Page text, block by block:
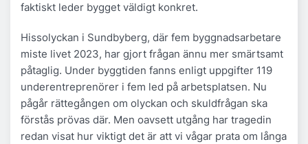
faktiskt leder bygget väldigt konkret.
Hissolyckan i Sundbyberg, där fem byggnadsarbetare
miste livet 2023, har gjort frågan ännu mer smärtsamt
påtaglig. Under byggtiden fanns enligt uppgifter 119
underentreprenörer i fem led på arbetsplatsen. Nu
pågår rättegången om olyckan och skuldfrågan ska
förstås prövas där. Men oavsett utgång har tragedin
redan visat hur viktigt det är att vi vågar prata om långa